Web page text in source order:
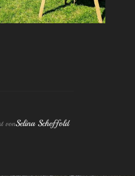
vonSelina Scheffold